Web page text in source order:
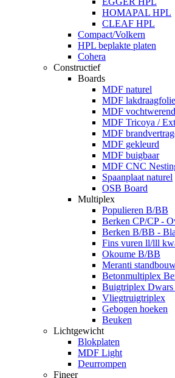
HOMAPAL HPL
CLEAF HPL
Compact/Volkern
HPL beplakte platen
Cohera
Constructief
Boards
MDF naturel
MDF lakdraagfolie
MDF vochtwerend
MDF Tricoya /
MDF
MDF gekleurd
MDF buigbaar
MDF CNC
Spaanplaat naturel
OSB Board
Multiplex
Populieren B/BB
Berken CP/CP -
Berken B/BB -
Fins vuren ll/lll
Okoume B/BB
Meranti
Betonmultiplex
Buigtriplex Dwars
Vliegtruigtriplex
Gebogen hoeken
Beuken
Lichtgewicht
Blokplaten
MDF Light
Deurrompen
Fineer